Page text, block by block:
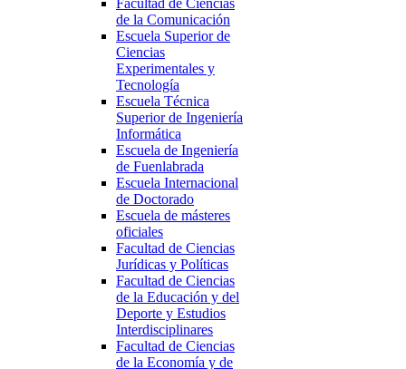
Facultad de Ciencias
de la Comunicación
Escuela Superior de
Ciencias
Experimentales y
Tecnología
Escuela Técnica
Superior de Ingeniería
Informática
Escuela de Ingeniería
de Fuenlabrada
Escuela Internacional
de Doctorado
Escuela de másteres
oficiales
Facultad de Ciencias
Jurídicas y Políticas
Facultad de Ciencias
de la Educación y del
Deporte y Estudios
Interdisciplinares
Facultad de Ciencias
de la Economía y de